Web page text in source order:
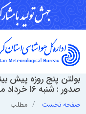
بولتن پنج روزه پیش
صدور : شنبه 16 خرداد ماه 1405
صفحه نخست مطلب